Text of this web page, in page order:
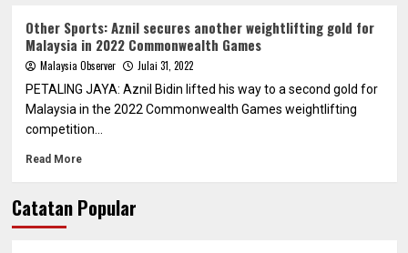
Other Sports: Aznil secures another weightlifting gold for
Malaysia in 2022 Commonwealth Games
Malaysia Observer
Julai 31, 2022
PETALING JAYA: Aznil Bidin lifted his way to a second gold for
Malaysia in the 2022 Commonwealth Games weightlifting
competition...
Read More
Catatan Popular